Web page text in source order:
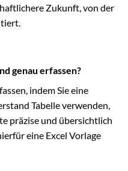
Zukunft, von der
genau erfassen?
indem Sie eine
Tabelle verwenden,
präzise und übersichtlich
eine Excel Vorlage